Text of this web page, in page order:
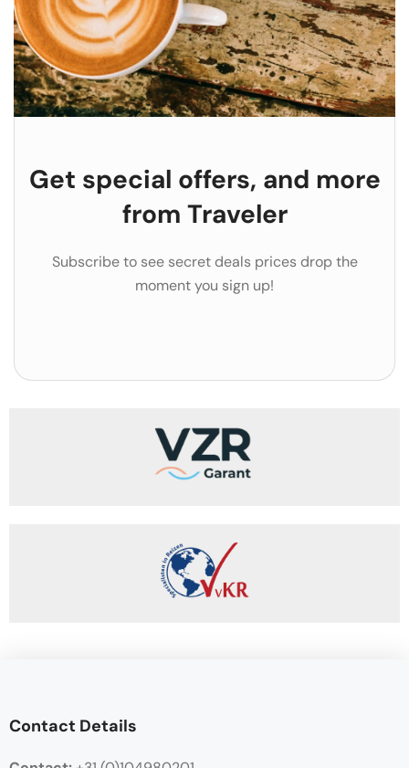
Get special offers, and more
from Traveler
Subscribe to see secret deals prices drop the
moment you sign up!
Contact Details